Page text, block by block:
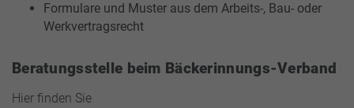
Formulare und Muster aus dem Arbeits-, Bau- oder
Werkvertragsrecht
Beratungsstelle beim Bäckerinnungs-Verband
Hier finden Sie